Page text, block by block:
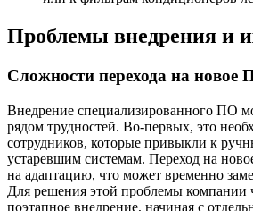
Проблемы внедрения и
Сложности перехода на новое
Внедрение специализированного ПО
рядом трудностей. Во-первых, это
сотрудников, которые привыкли к
устаревшим системам. Переход на
на адаптацию, что может временно
Для решения этой проблемы компании
поэтапное внедрение, начиная с